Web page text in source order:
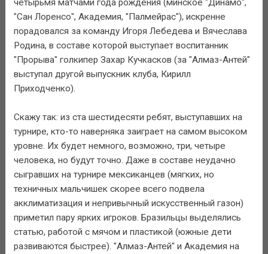
четырьмя матчами года рождения (минское "Динамо",
"Сан Лоренсо", Академия, "Палмейрас"), искренне
порадовался за команду Игоря Лебедева и Вячеслава
Родина, в составе которой выступает воспитанник
"Прорыва" голкипер Захар Кучкасков (за "Алмаз-Антей"
выступал другой выпускник клуба, Кирилл
Приходченко).
Скажу так: из ста шестидесяти ребят, выступавших на
турнире, кто-то наверняка заиграет на самом высоком
уровне. Их будет немного, возможно, три, четыре
человека, но будут точно. Даже в составе неудачно
сыгравших на турнире мексиканцев (мягких, но
техничных мальчишек скорее всего подвела
акклиматизация и непривычный искусственный газон)
приметил пару ярких игроков. Бразильцы выделялись
статью, работой с мячом и пластикой (южные дети
развиваются быстрее). "Алмаз-Антей" и Академия на